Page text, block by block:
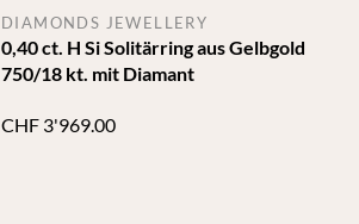
0,40 ct. H Si Solitärring aus Gelbgold
750/18 kt. mit Diamant
DIAMONDS JEWELLERY
CHF 3'969.00